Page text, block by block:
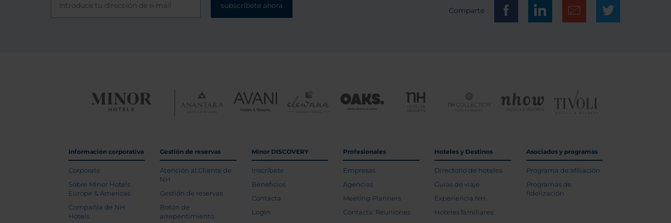
subscríbete ahora
Comparte
Información corporativa
Corporate
Sobre Minor Hotels
Europe & Americas
Compañía de NH
Hotels
Gestión de reservas
Atención al Cliente de
NH
Gestión de reservas
Botón de
arrepentimiento
Minor DISCOVERY
Inscríbete
Beneficios
Contacta
Login
Profesionales
Empresas
Agencias
Meeting Planners
Contacta: Reuniones
Hoteles y Destinos
Directorio de hoteles
Guías de viaje
Experiencia NH
Hoteles familiares
Asociados y programas
Programa de afiliación
Programas de
fidelización